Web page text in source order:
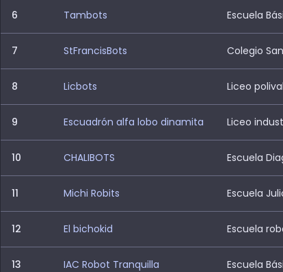
6 Tambots Escuela
7 StFrancisBots Colegio
8 Licbots Liceo
9 Escuadrón alfa lobo dinamita Liceo
10 CHALIBOTS Escuela
11 Michi Robits Escuela
12 El bichokid Escuela
13 IAC Robot Tranquilla Escuela